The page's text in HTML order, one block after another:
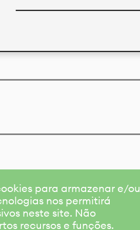
para armazenar e/ou
nos permitirá
neste site. Não
recursos e funções.